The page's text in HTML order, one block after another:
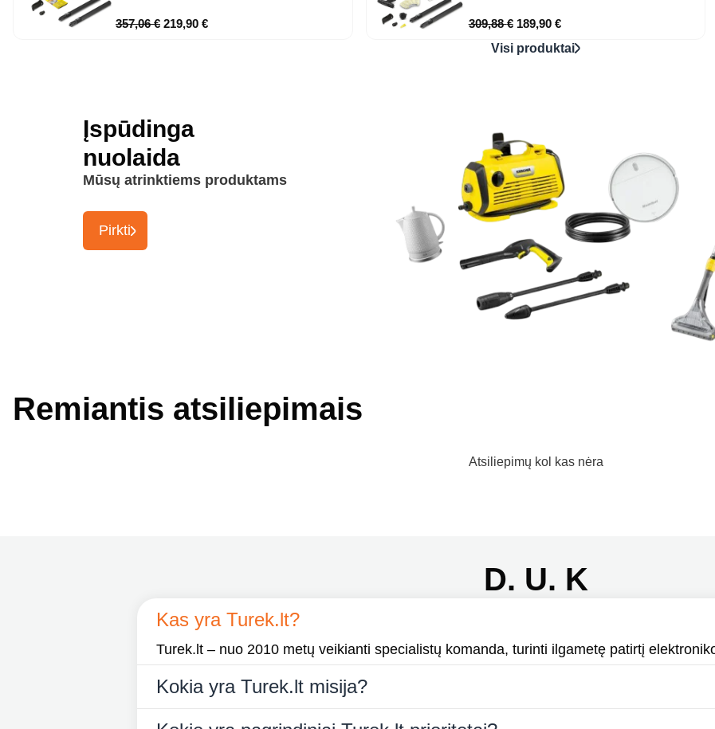
357,06€ 219,90 € 309,88€ 189,90 €
Visi produktai
Įspūdinga
nuolaida
Mūsų atrinktiems produktams
Pirkti
Remiantis atsiliepimais
Atsiliepimų kol kas nėra
D. U. K
Kas yra Turek.lt?
Turek.lt – nuo 2010 metų veikianti specialistų komanda, turinti ilgametę patirtį
Kokia yra Turek.lt misija?